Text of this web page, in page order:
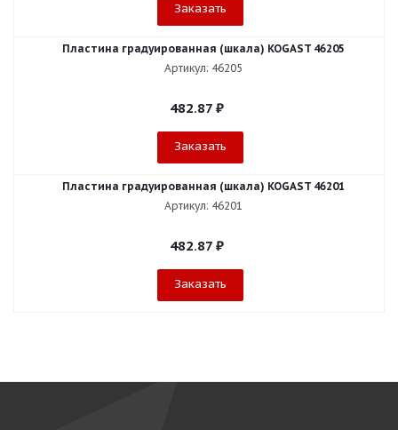
Заказать
Пластина градуированная (шкала) KOGAST 46205
Артикул: 46205
482.87 ₽
Заказать
Пластина градуированная (шкала) KOGAST 46201
Артикул: 46201
482.87 ₽
Заказать